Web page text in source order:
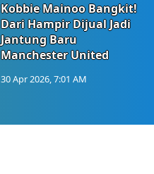
Kobbie Mainoo Bangkit!
Dari Hampir Dijual Jadi
Jantung Baru
Manchester United
30 Apr 2026, 7:01 AM